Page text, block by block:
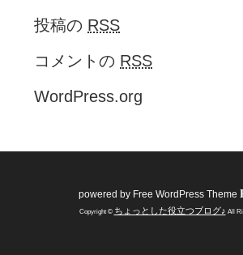
投稿の RSS
コメントの RSS
WordPress.org
powered by Free WordPress Theme
Copyright © ちょっとした役立つブログ♪ All